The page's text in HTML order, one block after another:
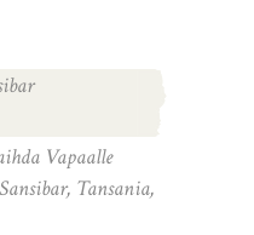
Vapaalle
Sansibar, Tansania,